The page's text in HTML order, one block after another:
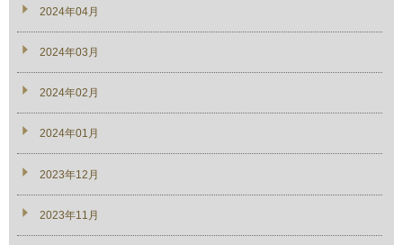
2024年04月
2024年03月
2024年02月
2024年01月
2023年12月
2023年11月